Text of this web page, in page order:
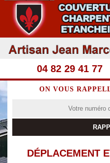
04 82 29 41 77
ON VOUS
DÉPLACEMENT